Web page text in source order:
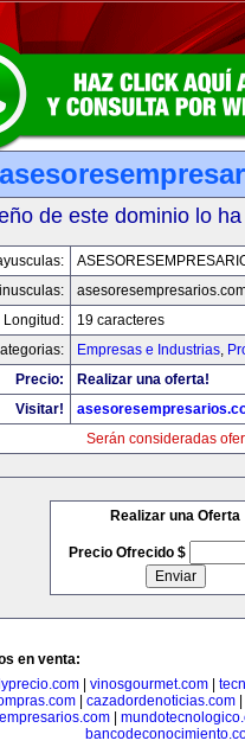
de este dominio lo
Longitud:
19 caracteres
Empresas e Industrias,
Precio:
Realizar una oferta!
Visitar!
Serán consideradas
Realizar una Oferta
Precio Ofrecido $
en venta:
vinosgourmet.com
cazadordenoticias.com